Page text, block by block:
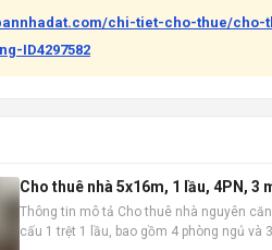
chi-tiet-cho-thue/
ID4297582
Cho thuê nhà 5x16m, 1 lầu, 4PN, 3
Thông tin mô tả Cho thuê nhà nguyên
cấu 1 trệt 1 lầu, bao gồm 4 phòng ngủ và